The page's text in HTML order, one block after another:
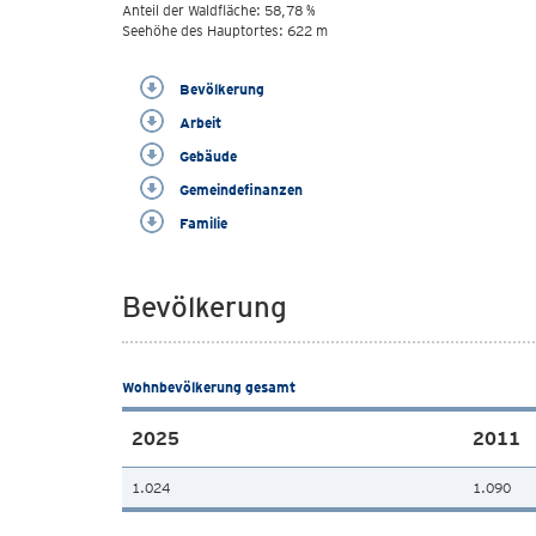
Anteil der Waldfläche: 58,78 %
Seehöhe des Hauptortes: 622 m
Bevölkerung
Arbeit
Gebäude
Gemeindefinanzen
Familie
Bevölkerung
Wohnbevölkerung gesamt
2025 2011
1.024 1.090